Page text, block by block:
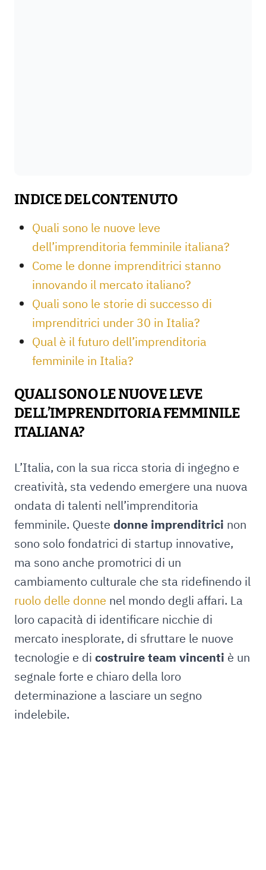
INDICE DEL CONTENUTO
Quali sono le nuove leve
dell’imprenditoria femminile italiana?
Come le donne imprenditrici stanno
innovando il mercato italiano?
Quali sono le storie di successo di
imprenditrici under 30 in Italia?
Qual è il futuro dell’imprenditoria
femminile in Italia?
QUALI SONO LE NUOVE LEVE
DELL’IMPRENDITORIA FEMMINILE
ITALIANA?
L’Italia, con la sua ricca storia di ingegno e
creatività, sta vedendo emergere una nuova
ondata di talenti nell’imprenditoria
femminile. Queste donne imprenditrici non
sono solo fondatrici di startup innovative,
ma sono anche promotrici di un
cambiamento culturale che sta ridefinendo il
ruolo delle donne nel mondo degli affari. La
loro capacità di identificare nicchie di
mercato inesplorate, di sfruttare le nuove
tecnologie e di costruire team vincenti è un
segnale forte e chiaro della loro
determinazione a lasciare un segno
indelebile.